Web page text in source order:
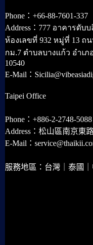
Phone：+66-88-7601-337
Address：777 อาคารดับ
ห้องเลขที่ 932 หมู่ที่ 13 ถ
กม.7 ตำบลบางแก้ว อำเ
10540
E-Mail：
Taipei Office
Phone：+886-2-2748-5088
Address：松山區南京東
E-Mail：
服務地區：台灣｜泰國